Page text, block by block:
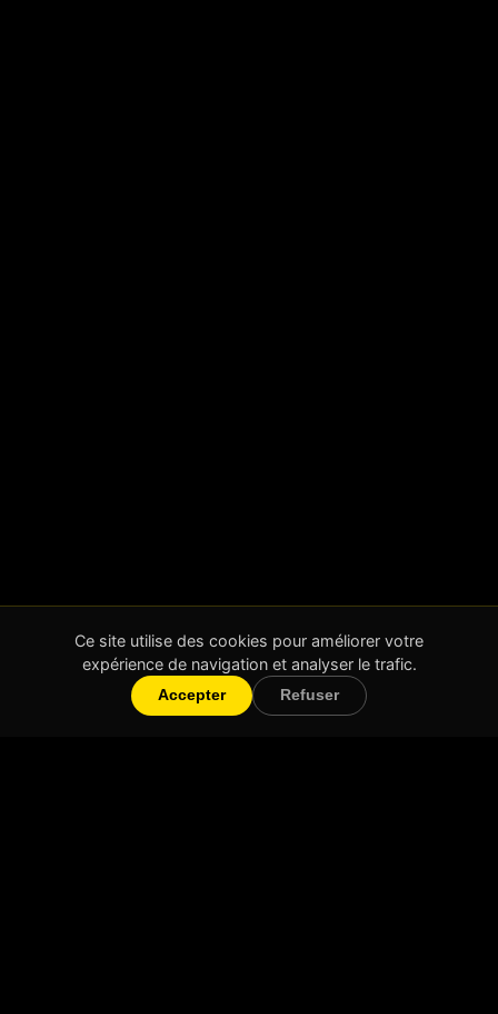
Ce site utilise des cookies pour améliorer votre
expérience de navigation et analyser le trafic.
Accepter Refuser